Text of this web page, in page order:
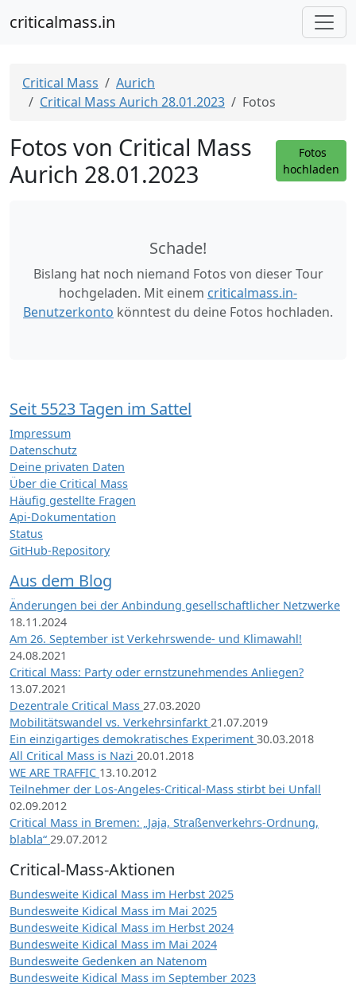
criticalmass.in
Critical Mass
Aurich
Critical Mass Aurich 28.01.2023
Fotos
Fotos von Critical Mass
Aurich 28.01.2023
Fotos
hochladen
Schade!
Bislang hat noch niemand Fotos von dieser Tour
hochgeladen. Mit einem criticalmass.in-
Benutzerkonto könntest du deine Fotos hochladen.
Seit 5523 Tagen im Sattel
Impressum
Datenschutz
Deine privaten Daten
Über die Critical Mass
Häufig gestellte Fragen
Api-Dokumentation
Status
GitHub-Repository
Aus dem Blog
Änderungen bei der Anbindung gesellschaftlicher Netzwerke
18.11.2024
Am 26. September ist Verkehrswende- und Klimawahl!
24.08.2021
Critical Mass: Party oder ernstzunehmendes Anliegen?
13.07.2021
Dezentrale Critical Mass 27.03.2020
Mobilitätswandel vs. Verkehrsinfarkt 21.07.2019
Ein einzigartiges demokratisches Experiment 30.03.2018
All Critical Mass is Nazi 20.01.2018
WE ARE TRAFFIC 13.10.2012
Teilnehmer der Los-Angeles-Critical-Mass stirbt bei Unfall
02.09.2012
Critical Mass in Bremen: „Jaja, Straßenverkehrs-Ordnung,
blabla“ 29.07.2012
Critical-Mass-Aktionen
Bundesweite Kidical Mass im Herbst 2025
Bundesweite Kidical Mass im Mai 2025
Bundesweite Kidical Mass im Herbst 2024
Bundesweite Kidical Mass im Mai 2024
Bundesweite Gedenken an Natenom
Bundesweite Kidical Mass im September 2023